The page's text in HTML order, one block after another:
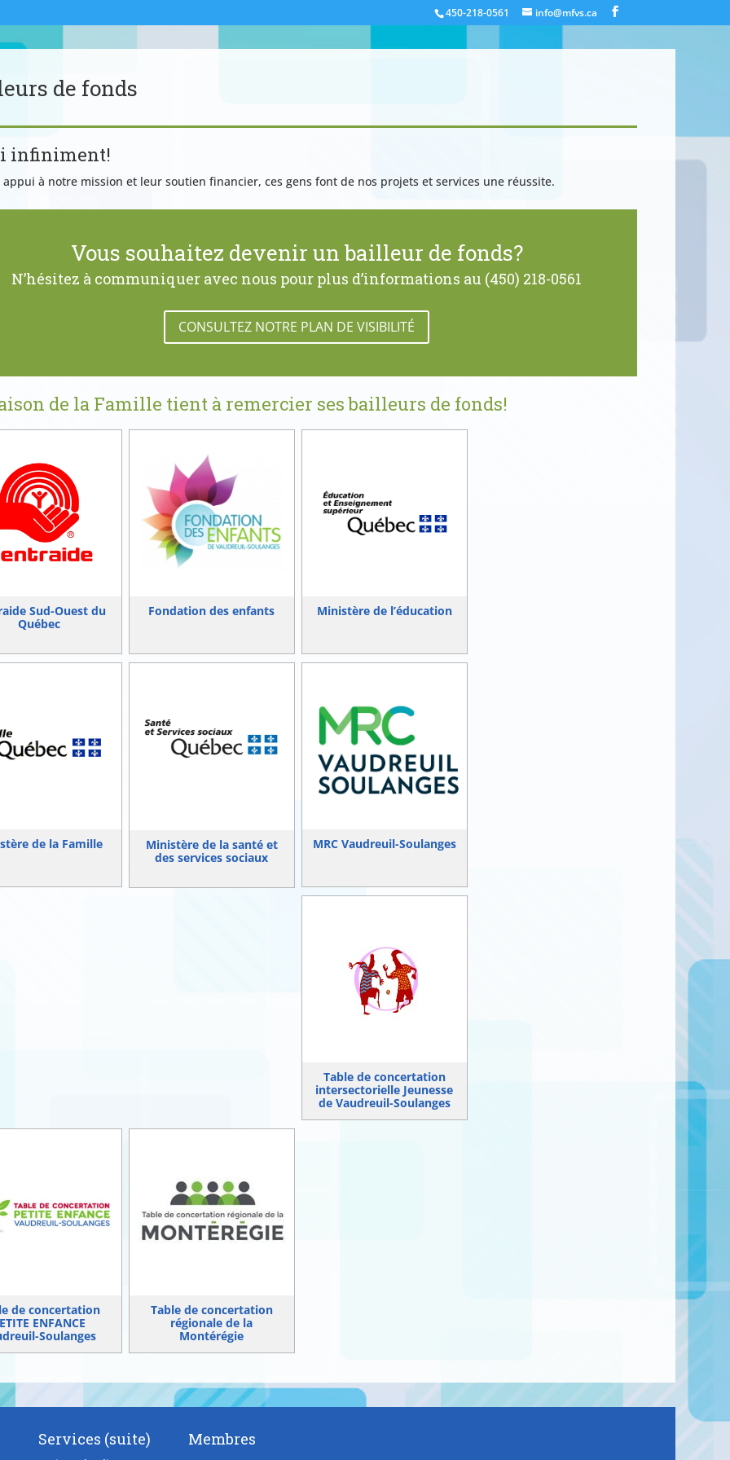
450-218-0561 info@mfvs.ca
de fonds
infiniment!
à notre mission et leur soutien financier, ces gens font de nos projets et services une réussite.
Vous souhaitez devenir un bailleur de fonds?
N’hésitez à communiquer avec nous pour plus d’informations au (450) 218-0561
CONSULTEZ NOTRE PLAN DE VISIBILITÉ
de la Famille tient à remercier ses bailleurs de fonds!
Sud-Ouest du
Québec
Fondation des enfants Ministère de l’éducation
de la Famille
Ministère de la santé et
des services sociaux
MRC Vaudreuil-Soulanges
Table de concertation
intersectorielle Jeunesse
de Vaudreuil-Soulanges
de concertation
ENFANCE
Soulanges
Table de concertation
régionale de la
Montérégie
Services (suite) Membres